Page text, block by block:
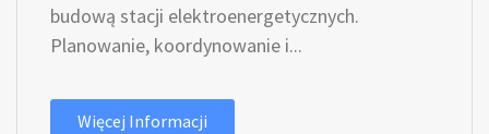
budową stacji elektroenergetycznych.
Planowanie, koordynowanie i...
Więcej Informacji